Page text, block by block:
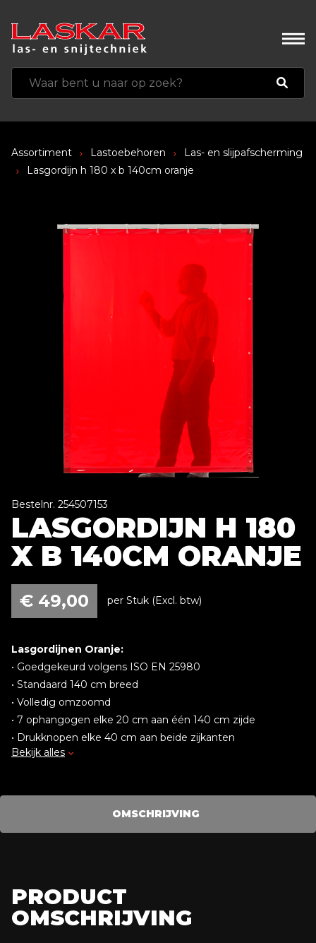
Assortiment Lastoebehoren
Las- en slijpafscherming
Lasgordijn h 180 x b 140cm oranje
Bestelnr. 254507153
LASGORDIJN H 180
X B 140CM ORANJE
€ 49,00 per Stuk (Excl. btw)
Lasgordijnen Oranje:
• Goedgekeurd volgens ISO EN 25980
• Standaard 140 cm breed
• Volledig omzoomd
• 7 ophangogen elke 20 cm aan één 140 cm zijde
• Drukknopen elke 40 cm aan beide zijkanten
• Worden geleverd met 7 stalen haken
Bekijk alles
OMSCHRIJVING
PRODUCT
OMSCHRIJVING